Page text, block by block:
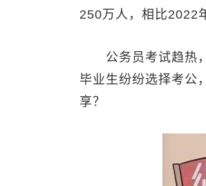
250万人，相比2022
公务员考试趋热，
毕业生纷纷选择考公
享？